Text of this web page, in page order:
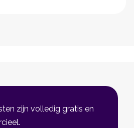
zijn volledig gratis en